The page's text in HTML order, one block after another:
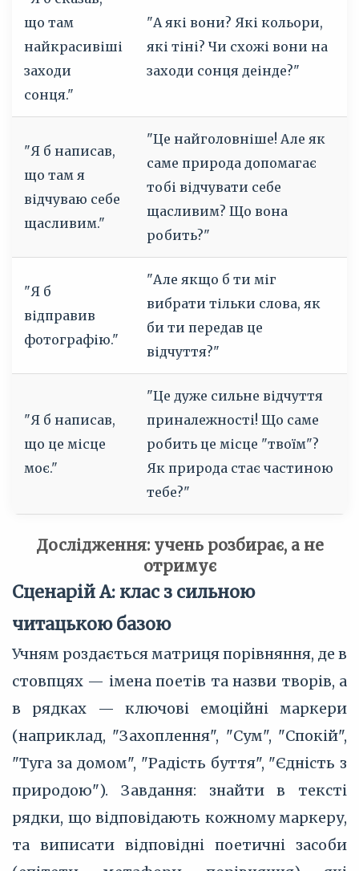
що там
найкрасивіші
заходи
сонця."
"А які вони? Які кольори,
які тіні? Чи схожі вони на
заходи сонця деінде?"
"Я б написав,
що там я
відчуваю себе
щасливим."
"Це найголовніше! Але як
саме природа допомагає
тобі відчувати себе
щасливим? Що вона
робить?"
"Я б
відправив
фотографію."
"Але якщо б ти міг
вибрати тільки слова, як
би ти передав це
відчуття?"
"Я б написав,
що це місце
моє."
"Це дуже сильне відчуття
приналежності! Що саме
робить це місце "твоїм"?
Як природа стає частиною
тебе?"
Дослідження: учень розбирає, а не
отримує
Сценарій А: клас з сильною
читацькою базою
Учням роздається матриця порівняння, де в
стовпцях — імена поетів та назви творів, а
в рядках — ключові емоційні маркери
(наприклад, "Захоплення", "Сум", "Спокій",
"Туга за домом", "Радість буття", "Єдність з
природою"). Завдання: знайти в тексті
рядки, що відповідають кожному маркеру,
та виписати відповідні поетичні засоби